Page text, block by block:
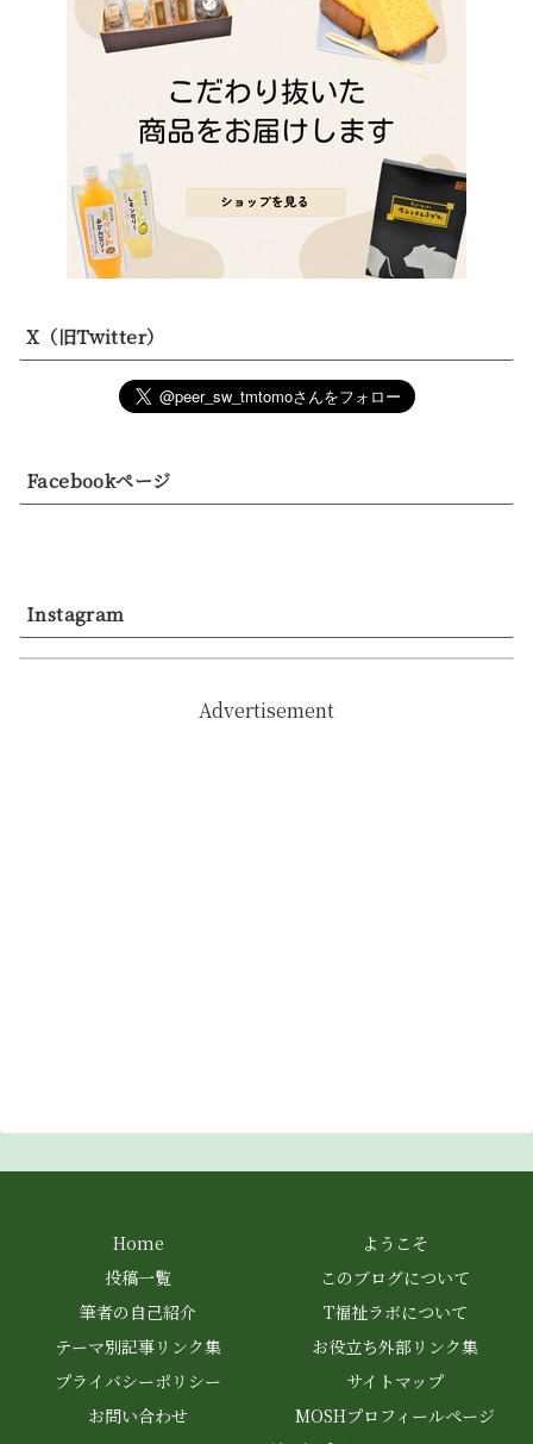
X（旧Twitter）
Facebookページ
Instagram
Advertisement
Home
ようこそ
投稿一覧
このブログについて
筆者の自己紹介
T福祉ラボについて
テーマ別記事リンク集
お役立ち外部リンク集
プライバシーポリシー
サイトマップ
お問い合わせ
MOSHプロフィールページ